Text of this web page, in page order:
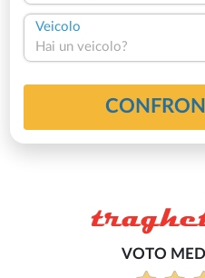
Veicolo
Hai un veicolo?